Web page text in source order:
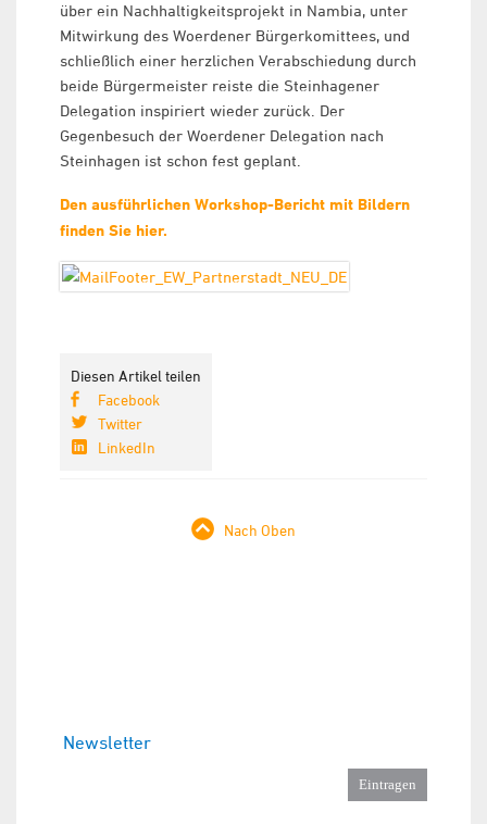
über ein Nachhaltigkeitsprojekt in Nambia, unter
Mitwirkung des Woerdener Bürgerkomittees, und
schließlich einer herzlichen Verabschiedung durch
beide Bürgermeister reiste die Steinhagener
Delegation inspiriert wieder zurück. Der
Gegenbesuch der Woerdener Delegation nach
Steinhagen ist schon fest geplant.
Den ausführlichen Workshop-Bericht mit Bildern
finden Sie hier.
Diesen Artikel teilen
Facebook
Twitter
LinkedIn
Nach Oben
Newsletter